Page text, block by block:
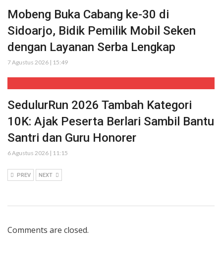
Mobeng Buka Cabang ke-30 di
Sidoarjo, Bidik Pemilik Mobil Seken
dengan Layanan Serba Lengkap
7 Agustus 2026 | 15:49
SedulurRun 2026 Tambah Kategori
10K: Ajak Peserta Berlari Sambil Bantu
Santri dan Guru Honorer
6 Agustus 2026 | 11:15
PREV NEXT
Comments are closed.